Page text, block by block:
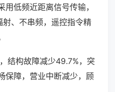
低频近距离信号传输，
、不串频，遥控指令精
结构故障减少49.7%，突
保障，营业中断减少，顾